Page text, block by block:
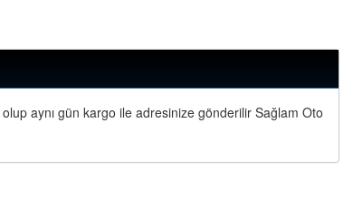
aynı gün kargo ile adresinize gönderilir Sağlam Oto